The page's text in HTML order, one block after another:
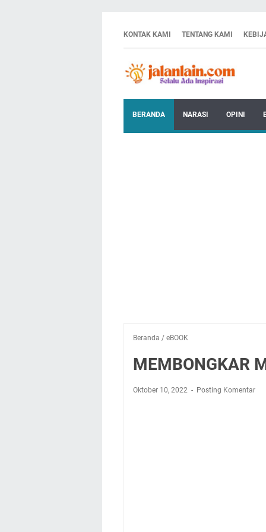
KONTAK KAMI TENTANG KAMI
BERANDA NARASI OPINI
Beranda / eBOOK
MEMBONGKAR
Oktober 10, 2022 Posting Komentar